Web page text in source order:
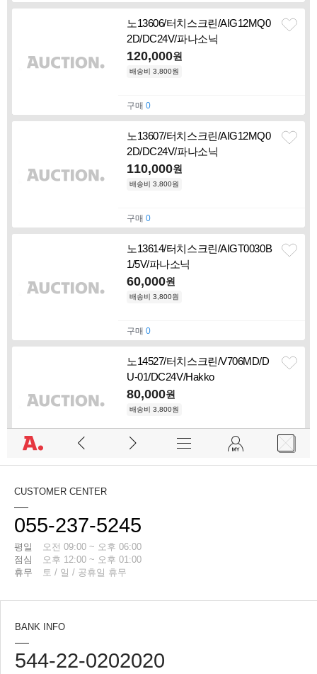
CUSTOMER CENTER
055-237-5245
평일
오전 09:00 ~ 오후 06:00
점심
오후 12:00 ~ 오후 01:00
휴무
토 / 일 / 공휴일 휴무
BANK INFO
544-22-0202020